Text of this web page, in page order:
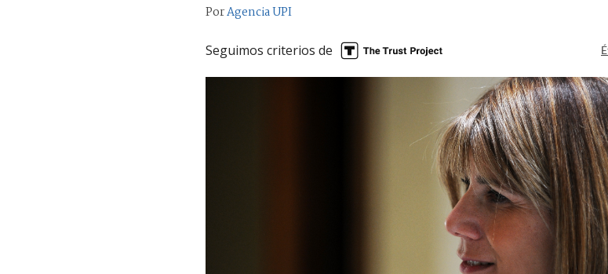
PorAgencia UPI
Seguimos criterios de